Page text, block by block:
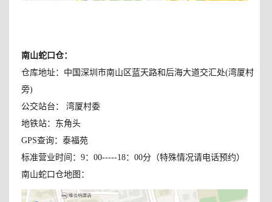
南山蛇口仓：
仓库地址：中国深圳市南山区蓝天路和后海大道交汇处(湾厦村
旁)
公交站台： 湾厦村委
地铁站：东角头
GPS查询：泰福苑
标准营业时间：9：00-----18：00分（特殊情况请电话预约）
南山蛇口仓地图：